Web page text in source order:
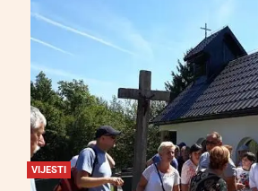
VIJESTI